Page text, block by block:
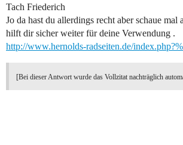
Tach Friederich
Jo da hast du allerdings recht aber schaue mal
hilft dir sicher weiter für deine Verwendung .
http://www.hernolds-radseiten.de/
[Bei dieser Antwort wurde das Vollzitat nachträglich